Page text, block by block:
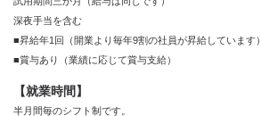
深夜手当を含む
■昇給年1回（開業より毎年9割の社員が昇給しています）
■賞与あり（業績に応じて賞与支給）
【就業時間】
半月間毎のシフト制です。